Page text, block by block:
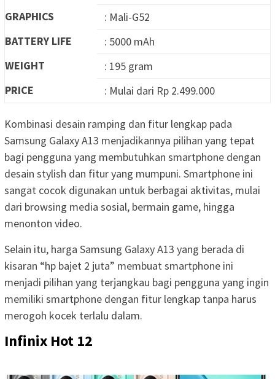
GRAPHICS
: Mali-G52
BATTERY LIFE
: 5000 mAh
WEIGHT
: 195 gram
PRICE
: Mulai dari Rp 2.499.000
Kombinasi desain ramping dan fitur lengkap pada
Samsung Galaxy A13 menjadikannya pilihan yang tepat
bagi pengguna yang membutuhkan smartphone dengan
desain stylish dan fitur yang mumpuni. Smartphone ini
sangat cocok digunakan untuk berbagai aktivitas, mulai
dari browsing media sosial, bermain game, hingga
menonton video.
Selain itu, harga Samsung Galaxy A13 yang berada di
kisaran “hp bajet 2 juta” membuat smartphone ini
menjadi pilihan yang terjangkau bagi pengguna yang ingin
memiliki smartphone dengan fitur lengkap tanpa harus
merogoh kocek terlalu dalam.
Infinix Hot 12